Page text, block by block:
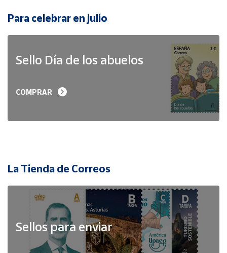
Para celebrar en julio
Sello Día de los abuelos
COMPRAR
La Tienda de Correos
Sellos para enviar